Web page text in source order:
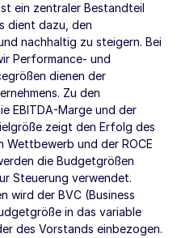
ein zentraler Bestandteil
dient dazu, den
nachhaltig zu steigern. Bei
Performance- und
dienen der
Zu den
EBITDA-Marge und der
zeigt den Erfolg des
Wettbewerb und der ROCE
die Budgetgrößen
Steuerung verwendet.
wird der BVC (Business
in das variable
des Vorstands einbezogen.